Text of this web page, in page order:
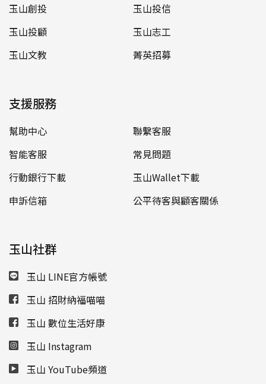
玉山創投
玉山投信
玉山投顧
玉山志工
玉山文教
菁英招募
支援服務
幫助中心
聯繫客服
智能客服
常見問題
行動銀行下載
玉山Wallet下載
申訴信箱
公平待客與顧客關係
玉山社群
玉山 LINE官方帳號
玉山 招財納福喵喵
玉山 數位生活好康
玉山 Instagram
玉山 YouTube頻道